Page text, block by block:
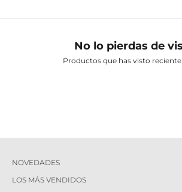
No lo pierdas de
Productos que has visto
NOVEDADES
LOS MÁS VENDIDOS